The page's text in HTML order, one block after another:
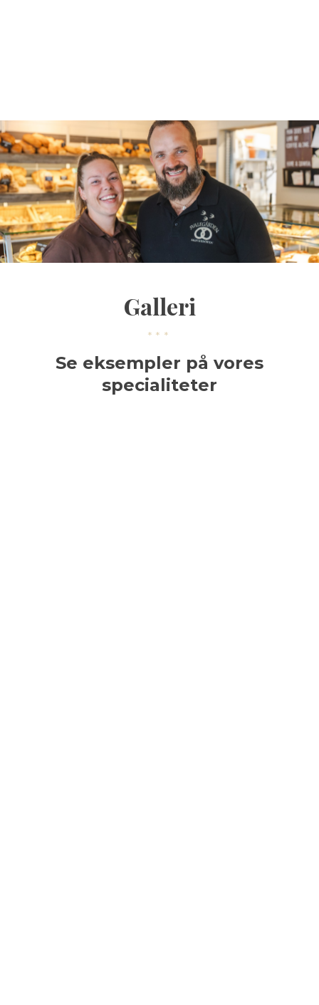
​Galleri
***​
​Se eksempler på vores
specialiteter